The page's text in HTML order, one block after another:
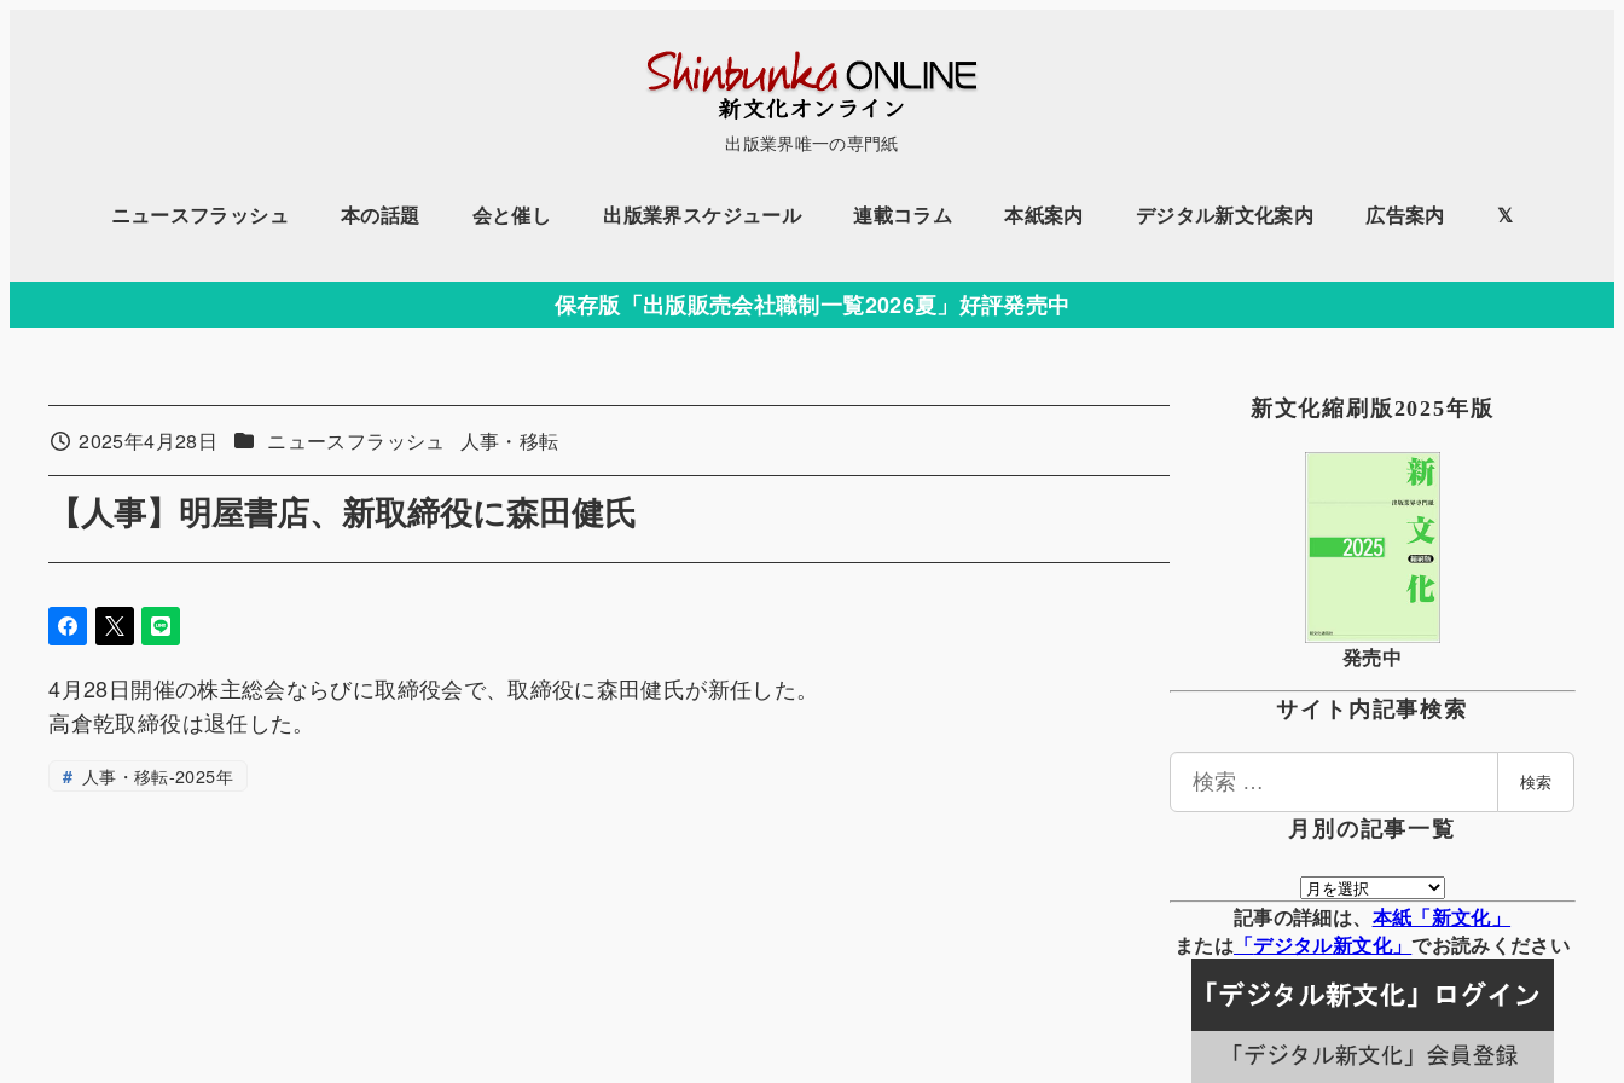
移
出版業界唯一の専門紙
ニュースフラッシュ 本の話題 会と催し 出版業界スケジュール 連載コラム 本紙案内 デジタル新文化案内 広告案内 𝕏
保存版「出版販売会社職制一覧2026夏」好評発売中
【人事】明屋書店、新取締役に森田健氏
投稿日2025年4月28日 カテゴリー
ニュースフラッシュ カテゴリー
人事・移転
4月28日開催の株主総会ならびに取締役会で、取締役に森田健氏が新任した。
高倉乾取締役は退任した。
人事・移転-2025年
新文化縮刷版2025年版
発売中
サイト内記事検索
検
検索
月別の記事一覧
月
別
の
事
一
覧
記事の詳細は、 本紙「新文化」
または 「デジタル新文化」でお読みください